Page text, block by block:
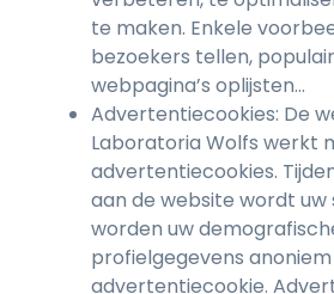
te maken. Enkele
bezoekers tellen,
webpagina’s oplijsten…
Advertentiecookies: De
Laboratoria Wolfs werkt
advertentiecookies.
aan de website wordt uw
worden uw
profielgegevens
advertentiecookie.